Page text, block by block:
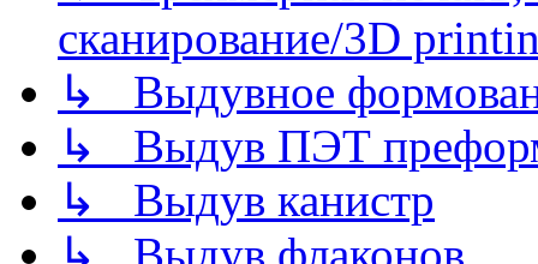
сканирование/3D
↳ Выдувное
↳ Выдув ПЭТ
↳ Выдув канистр
↳ Выдув флаконов